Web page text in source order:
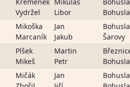
Vydržel
Libor
Mikoška
Marcaník
Jan
Jakub
Šarovy
Plšek
Mikeš
Martin
Petr
Mičák
Jan